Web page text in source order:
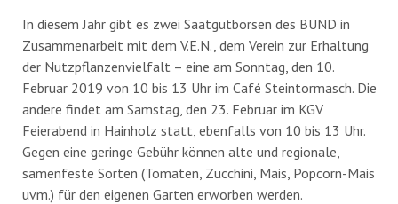
In diesem Jahr gibt es zwei Saatgutbörsen des BUND in
Zusammenarbeit mit dem V.E.N., dem Verein zur Erhaltung
der Nutzpflanzenvielfalt – eine am Sonntag, den 10.
Februar 2019 von 10 bis 13 Uhr im Café Steintormasch. Die
andere findet am Samstag, den 23. Februar im KGV
Feierabend in Hainholz statt, ebenfalls von 10 bis 13 Uhr.
Gegen eine geringe Gebühr können alte und regionale,
samenfeste Sorten (Tomaten, Zucchini, Mais, Popcorn-Mais
uvm.) für den eigenen Garten erworben werden.